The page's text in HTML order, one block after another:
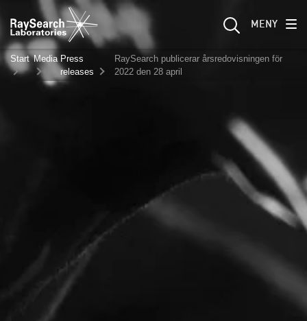
MENY
Start Media Press
releases
RaySearch publicerar årsredovisningen för
2022 den 28 april